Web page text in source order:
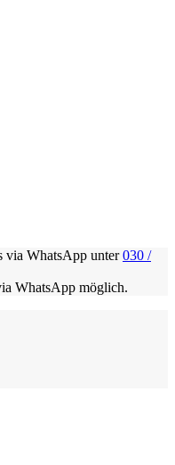
via WhatsApp unter030 /
WhatsApp möglich.